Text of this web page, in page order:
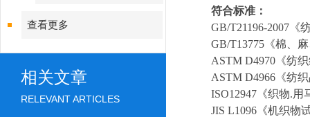
查看更多
相关文章
RELEVANT ARTICLES
符合标准：
GB/T21196-2007《
GB/T13775《棉、
ASTM D4970《纺
ASTM D4966《纺
ISO12947《织物.
JIS L1096《机织物